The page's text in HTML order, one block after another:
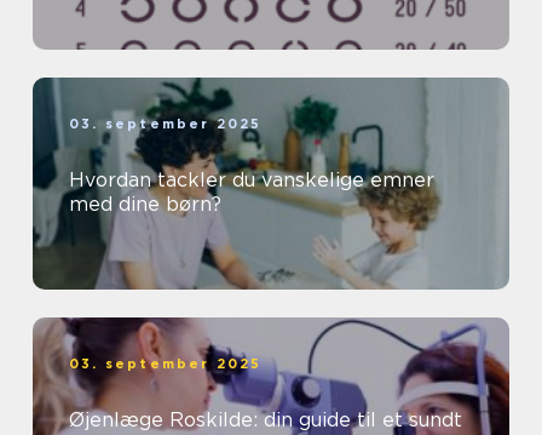
03. september 2025
Hvordan tackler du vanskelige emner
med dine børn?
03. september 2025
Øjenlæge Roskilde: din guide til et sundt